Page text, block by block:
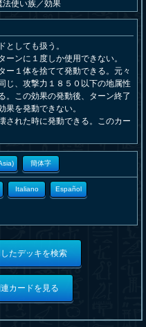
法使い族／効果
としても扱う。
ンに１度しか使用できない。
１体を捨てて発動できる。元々
じ、攻撃力１８５０以下の地属性
。この効果の発動後、ターン終了
を発動できない。
れた時に発動できる。このカー
簡体字
Italiano Español
たデッキを検索
カードを見る